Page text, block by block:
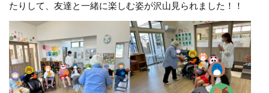
たりして、友達と一緒に楽しむ姿が沢山見られました！！